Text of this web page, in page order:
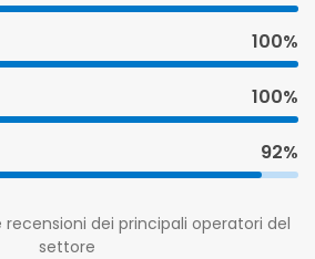
100%
100%
92%
recensioni dei principali operatori del
settore